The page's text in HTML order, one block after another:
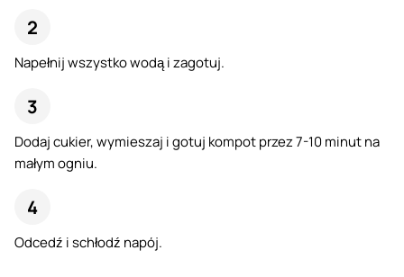
Napełnij wszystko wodą i zagotuj.
Dodaj cukier, wymieszaj i gotuj kompot przez 7-10 minut na
małym ogniu.
Odcedź i schłodź napój.